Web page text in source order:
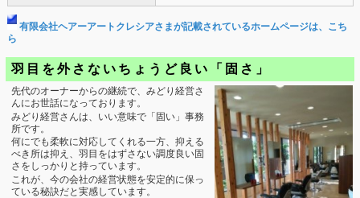
有限会社ヘアーアートクレシアさまが記載されているホームページは、こち
ら
羽目を外さないちょうど良い「固さ」
先代のオーナーからの継続で、みどり経営さ
んにお世話になっております。
みどり経営さんは、いい意味で「固い」事務
所です。
何にでも柔軟に対応してくれる一方、抑える
べき所は抑え、羽目をはずさない調度良い固
さをしっかりと持っています。
これが、今の会社の経営状態を安定的に保っ
ている秘訣だと実感しています。